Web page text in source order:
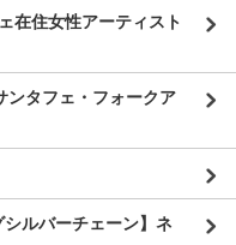
在住女性アーティスト
タフェ・フォークア
ルバーチェーン】ネ